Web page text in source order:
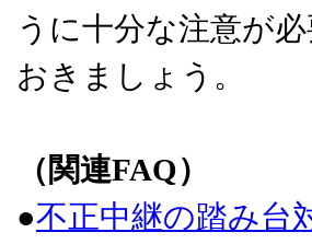
うに十分な注意が
おきましょう。
（関連FAQ）
●不正中継の踏み台